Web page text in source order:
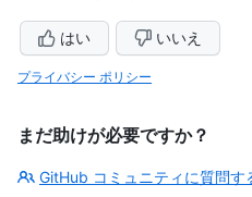
はい いいえ
プライバシー ポリシー
まだ助けが必要ですか？
GitHub コミュニティに質問す